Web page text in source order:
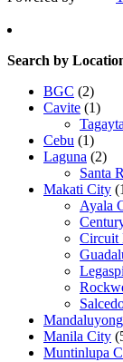
Search by
BGC (2)
Cavite (1)
Cebu (1)
Laguna (2)
Santa
Makati City
Ayala
Circuit
Manila City
Muntinlupa